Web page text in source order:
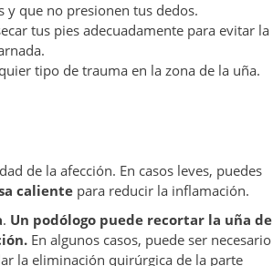
y que no presionen tus dedos.
tus pies adecuadamente para evitar la
tipo de trauma en la zona de la uña.
de la afección. En casos leves, puedes
caliente para reducir la inflamación.
. Un podólogo puede recortar la uña de
En algunos casos, puede ser necesario
la eliminación quirúrgica de la parte